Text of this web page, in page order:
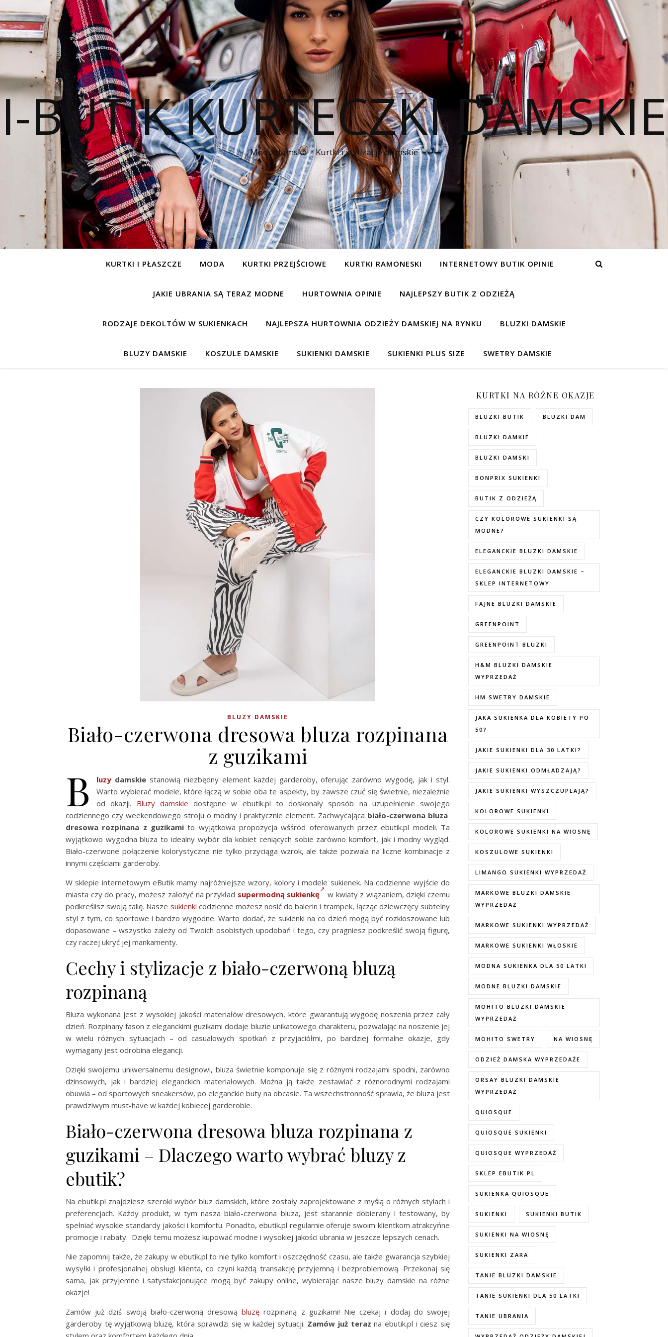
I-BUTIK KURTECZKI DAMSKIE
Moda damska – Kurtki i stylizacje damskie
KURTKI I PŁASZCZE MODA KURTKI PRZEJŚCIOWE KURTKI RAMONESKI INTERNETOWY BUTIK OPINIE
JAKIE UBRANIA SĄ TERAZ MODNE HURTOWNIA OPINIE NAJLEPSZY BUTIK Z ODZIEŻĄ
RODZAJE DEKOLTÓW W SUKIENKACH NAJLEPSZA HURTOWNIA ODZIEŻY DAMSKIEJ NA RYNKU BLUZKI DAMSKIE
BLUZY DAMSKIE KOSZULE DAMSKIE SUKIENKI DAMSKIE SUKIENKI PLUS SIZE SWETRY DAMSKIE
BLUZY DAMSKIE
Biało-czerwona dresowa bluza rozpinana
z guzikami
B luzy damskiestanowią niezbędny element każdej garderoby, oferując zarówno wygodę, jak i styl.
Warto wybierać modele, które łączą w sobie oba te aspekty, by zawsze czuć się świetnie, niezależnie
od okazji. Bluzy damskie dostępne w ebutik.pl to doskonały sposób na uzupełnienie swojego
codziennego czy weekendowego stroju o modny i praktycznie element. Zachwycająca biało-czerwona bluza
dresowa rozpinana z guzikami to wyjątkowa propozycja wśśród oferowanych przez ebutik.pl modeli. Ta
wyjątkowo wygodna bluza to idealny wybór dla kobiet ceniących sobie zarówno komfort, jak i modny wygląd.
Biało-czerwone połączenie kolorystyczne nie tylko przyciąga wzrok, ale także pozwala na liczne kombinacje z
innymi częściami garderoby.
W sklepie internetowym eButik mamy najróżniejsze wzory, kolory i modele sukienek. Na codzienne wyjście do
miasta czy do pracy, możesz założyć na przykład supermodną sukienkę
w kwiaty z wiązaniem, dzięki czemu
podkreślisz swoją talię. Nasze sukienki codzienne możesz nosić do balerin i trampek, łącząc dziewczęcy subtelny
styl z tym, co sportowe i bardzo wygodne. Warto dodać, że sukienki na co dzień mogą być rozkloszowane lub
dopasowane – wszystko zależy od Twoich osobistych upodobań i tego, czy pragniesz podkreślić swoją figurę,
czy raczej ukryć jej mankamenty.
Cechy i stylizacje z biało-czerwoną bluzą
rozpinaną
Bluza wykonana jest z wysokiej jakości materiałów dresowych, które gwarantują wygodę noszenia przez cały
dzień. Rozpinany fason z eleganckimi guzikami dodaje bluzie unikatowego charakteru, pozwalając na noszenie jej
w wielu różnych sytuacjach – od casualowych spotkań z przyjaciółmi, po bardziej formalne okazje, gdy
wymagany jest odrobina elegancji.
Dzięki swojemu uniwersalnemu designowi, bluza świetnie komponuje się z różnymi rodzajami spodni, zarówno
dżinsowych, jak i bardziej eleganckich materiałowych. Można ją także zestawiać z różnorodnymi rodzajami
obuwia – od sportowych sneakersów, po eleganckie buty na obcasie. Ta wszechstronność sprawia, że bluza jest
prawdziwym must-have w każdej kobiecej garderobie.
Biało-czerwona dresowa bluza rozpinana z
guzikami – Dlaczego warto wybrać bluzy z
ebutik?
Na ebutik.pl znajdziesz szeroki wybór bluz damskich, które zostały zaprojektowane z myślą o różnych stylach i
preferencjach. Każdy produkt, w tym nasza biało-czerwona bluza, jest starannie dobierany i testowany, by
spełniać wysokie standardy jakości i komfortu. Ponadto, ebutik.pl regularnie oferuje swoim klientkom atrakcyńne
promocje i rabaty. Dzięki temu możesz kupować modne i wysokiej jakości ubrania w jeszcze lepszych cenach.
Nie zapomnij także, że zakupy w ebutik.pl to nie tylko komfort i oszczędność czasu, ale także gwarancja szybkiej
wysyłki i profesjonalnej obsługi klienta, co czyni każdą transakcję przyjemną i bezproblemową. Przekonaj się
sama, jak przyjemne i satysfakcjonujące mogą być zakupy online, wybierając nasze bluzy damskie na różne
okazje!
Zamów już dziś swoją biało-czerwoną dresowąbluzę rozpinaną z guzikami! Nie czekaj i dodaj do swojej
garderoby tę wyjątkową bluzę, która sprawdzi się w każdej sytuacji. Zamów już teraz na ebutik.pl i ciesz się
KURTKI NA RÓŻNE OKAZJE
BLUZKI BUTIK BLUZKI DAM
BLUZKI DAMKIE
BLUZKI DAMSKI
BONPRIX SUKIENKI
BUTIK Z ODZIEŻĄ
CZY KOLOROWE SUKIENKI SĄ
MODNE?
ELEGANCKIE BLUZKI DAMSKIE
ELEGANCKIE BLUZKI DAMSKIE –
SKLEP INTERNETOWY
FAJNE BLUZKI DAMSKIE
GREENPOINT
GREENPOINT BLUZKI
H&M BLUZKI DAMSKIE
WYPRZEDAŻ
HM SWETRY DAMSKIE
JAKA SUKIENKA DLA KOBIETY PO
50?
JAKIE SUKIENKI DLA 30 LATKI?
JAKIE SUKIENKI ODMŁADZAJĄ?
JAKIE SUKIENKI WYSZCZUPLAJĄ?
KOLOROWE SUKIENKI
KOLOROWE SUKIENKI NA WIOSNĘ
KOSZULOWE SUKIENKI
LIMANGO SUKIENKI WYPRZEDAŻ
MARKOWE BLUZKI DAMSKIE
WYPRZEDAŻ
MARKOWE SUKIENKI WYPRZEDAŻ
MARKOWE SUKIENKI WŁOSKIE
MODNA SUKIENKA DLA 50 LATKI
MODNE BLUZKI DAMSKIE
MOHITO BLUZKI DAMSKIE
WYPRZEDAŻ
MOHITO SWETRY NA WIOSNĘ
ODZIEŻ DAMSKA WYPRZEDAŻE
ORSAY BLUZKI DAMSKIE
WYPRZEDAŻ
QUIOSQUE
QUIOSQUE SUKIENKI
QUIOSQUE WYPRZEDAŻ
SKLEP EBUTIK.PL
SUKIENKA QUIOSQUE
SUKIENKI SUKIENKI BUTIK
SUKIENKI NA WIOSNĘ
SUKIENKI ZARA
TANIE BLUZKI DAMSKIE
TANIE SUKIENKI DLA 50 LATKI
TANIE UBRANIA